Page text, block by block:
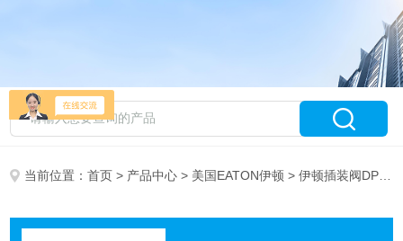
当前位置：首页 > 产品中心 > 美国EATON伊顿 > 伊顿插装阀DPS2